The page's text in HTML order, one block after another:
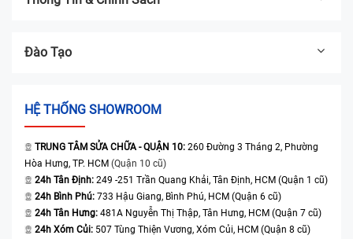
Đào Tạo
HỆ THỐNG SHOWROOM
TRUNG TÂM SỬA CHỮA - QUẬN 10: 260 Đường 3 Tháng 2, Phường
Hòa Hưng, TP. HCM (Quận 10 cũ)
24h Tân Định: 249 -251 Trần Quang Khải, Tân Định, HCM (Quận 1 cũ)
24h Bình Phú: 733 Hậu Giang, Bình Phú, HCM (Quận 6 cũ)
24h Tân Hưng: 481A Nguyễn Thị Thập, Tân Hưng, HCM (Quận 7 cũ)
24h Xóm Củi: 507 Tùng Thiện Vương, Xóm Củi, HCM (Quận 8 cũ)